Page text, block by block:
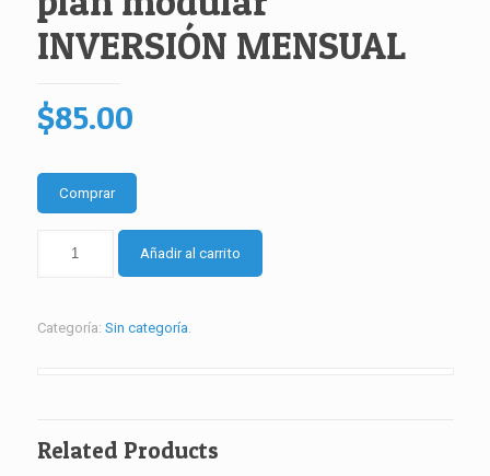
INVERSIÓN MENSUAL
$85.00
Comprar
modular
cantidad
Añadir al carrito
Categoría: Sin categoría.
Related Products